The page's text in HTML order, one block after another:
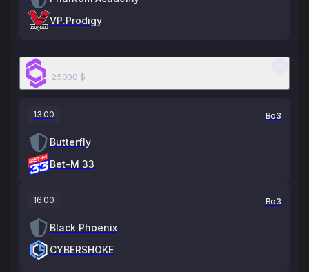
VP.Prodigy
25000 $
13:00 Bo3
Butterfly
Bet-M 33
16:00 Bo3
Black Phoenix
CYBERSHOKE